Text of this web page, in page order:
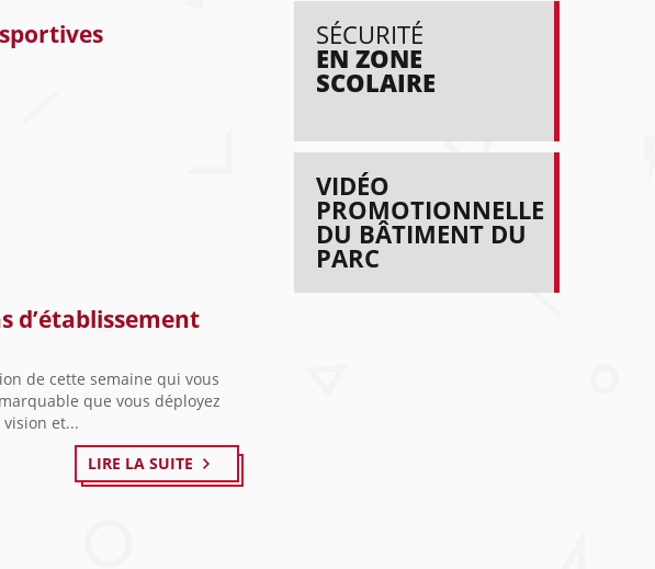
SÉCURITÉ
EN ZONE
SCOLAIRE
VIDÉO
PROMOTIONNELLE
DU BÂTIMENT DU
PARC
d’établissement
de cette semaine qui vous
que vous déployez
et...
LIRE LA SUITE